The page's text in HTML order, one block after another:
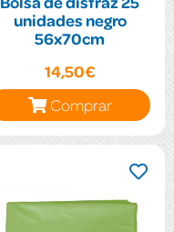
unidades negro
56x70cm
14,50€
Comprar